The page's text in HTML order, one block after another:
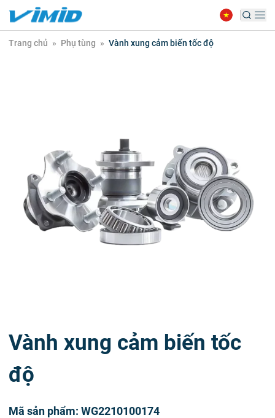
Trang chủ » Phụ tùng » Vành xung cảm biến tốc độ
Vành xung cảm biến tốc
độ
Mã sản phẩm: WG2210100174